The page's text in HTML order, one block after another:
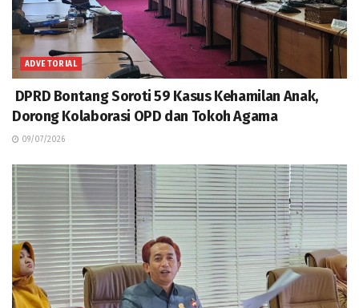
ADVETORIAL
DPRD Bontang Soroti 59 Kasus Kehamilan Anak,
Dorong Kolaborasi OPD dan Tokoh Agama
09/07/2026